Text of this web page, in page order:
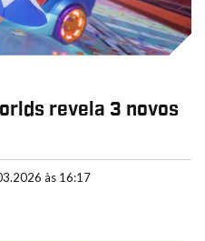
revela 3 novos
às 16:17